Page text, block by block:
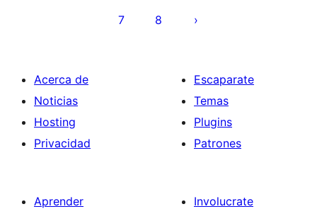
7 8
Acerca de
Noticias
Hosting
Privacidad
Escaparate
Temas
Plugins
Patrones
Aprender
Involucrate